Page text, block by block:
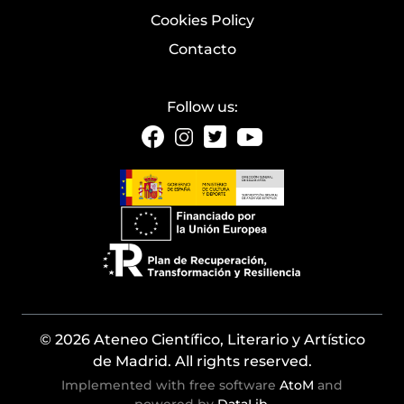
Cookies Policy
Contacto
Follow us:
© 2026 Ateneo Científico, Literario y Artístico
de Madrid. All rights reserved.
Implemented with free software AtoM and